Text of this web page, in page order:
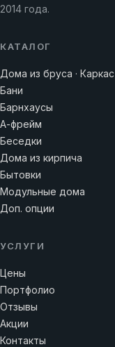
2014 года.
КАТАЛОГ
Дома из бруса · Каркас
Бани
Барнхаусы
А-фрейм
Беседки
Дома из кирпича
Бытовки
Модульные дома
Доп. опции
УСЛУГИ
Цены
Портфолио
Отзывы
Акции
Контакты